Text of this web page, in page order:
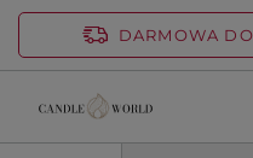
DARMOWA